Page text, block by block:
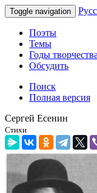
Toggle navigation
Поэты
Темы
Годы творчества
Обсудить
Поиск
Полная версия
Сергей Есенин
Стихи